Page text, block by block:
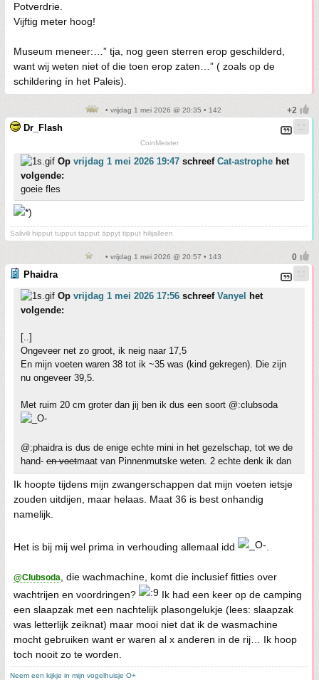
Potverdrie.
Vijftig meter hoog!
Museum meneer:…” tja, nog geen sterren erop geschilderd,
want wij weten niet of die toen erop zaten…” ( zoals op de
schildering ín het Paleis).
• vrijdag 1 mei 2026 @ 20:35 • 142
Dr_Flash
CoinMeister
Op vrijdag 1 mei 2026 19:47 schreef Cat-astrophe het
volgende:
goeie fles
Salivili hipput tupput tapput äppyt tipput hilijalleen
• vrijdag 1 mei 2026 @ 20:57 • 143
Phaidra
Op vrijdag 1 mei 2026 17:56 schreef Vanyel
het
volgende:
[..]
Ongeveer net zo groot, ik neig naar 17,5
En mijn voeten waren 38 tot ik ~35 was (kind gekregen). Die zijn
nu ongeveer 39,5.
Met ruim 20 cm groter dan jij ben ik dus een soort @:clubsoda
@:phaidra is dus de enige echte mini in het gezelschap, tot we de
hand- en voetmaat van Pinnenmutske weten. 2 echte denk ik dan
Ik hoopte tijdens mijn zwangerschappen dat mijn voeten ietsje
zouden uitdijen, maar helaas. Maat 36 is best onhandig
namelijk.
Het is bij mij wel prima in verhouding allemaal idd
@Clubsoda , die wachmachine, komt die inclusief fitties over
wachtrijen en voordringen?
Ik had een keer op de camping
een slaapzak met een nachtelijk plasongelukje (lees: slaapzak
was letterlijk zeiknat) maar mooi niet dat ik de wasmachine
mocht gebruiken want er waren al x anderen in de rij… Ik hoop
toch nooit zo te worden.
Neem een kijkje in mijn vogelhuisje O+